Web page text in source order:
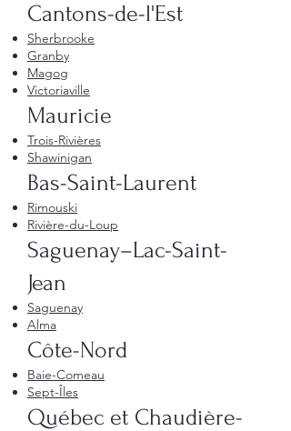
Cantons-de-l'Est
Sherbrooke
Granby
Magog
Victoriaville
Mauricie
Trois-Rivières
Shawinigan
Bas-Saint-Laurent
Rimouski
Rivière-du-Loup
Saguenay–Lac-Saint-
Jean
Saguenay
Alma
Côte-Nord
Baie-Comeau
Sept-Îles
Québec et Chaudière-